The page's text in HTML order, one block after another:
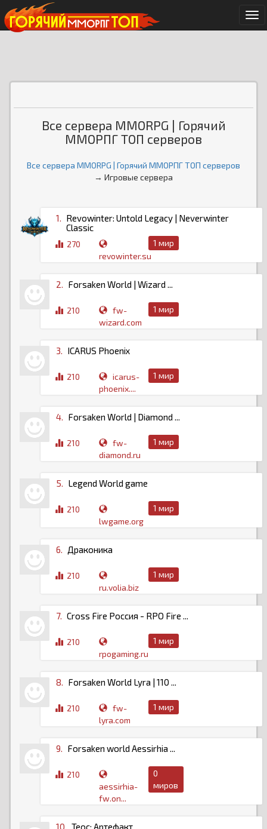
Все сервера MMORPG | Горячий
ММОРПГ ТОП серверов
Все сервера MMORPG | Горячий ММОРПГ ТОП серверов
→ Игровые сервера
1. Revowinter: Untold Legacy | Neverwinter
Classic
270
revowinter.su
1 мир
2. Forsaken World | Wizard ...
210
fw-
wizard.com
1 мир
3. ICARUS Phoenix
210
icarus-
phoenix....
1 мир
4. Forsaken World | Diamond ...
210
fw-
diamond.ru
1 мир
5. Legend World game
210
lwgame.org
1 мир
6. Драконика
210
ru.volia.biz
1 мир
7. Cross Fire Россия - RPO Fire ...
210
rpogaming.ru
1 мир
8. Forsaken World Lyra | 110 ...
210
fw-
lyra.com
1 мир
9. Forsaken world Aessirhia ...
210
aessirhia-
fw.on...
0
миров
10. Теос: Артефакт